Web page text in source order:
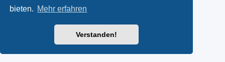
bieten. Mehr erfahren
Verstanden!